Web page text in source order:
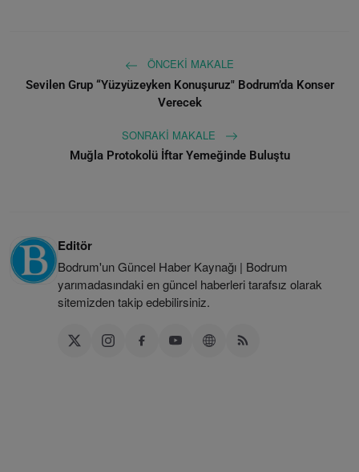
ÖNCEKI MAKALE
Sevilen Grup “Yüzyüzeyken Konuşuruz" Bodrum’da Konser
Verecek
SONRAKI MAKALE
Muğla Protokolü İftar Yemeğinde Buluştu
Editör
Bodrum'un Güncel Haber Kaynağı | Bodrum
yarımadasındaki en güncel haberleri tarafsız olarak
sitemizden takip edebilirsiniz.